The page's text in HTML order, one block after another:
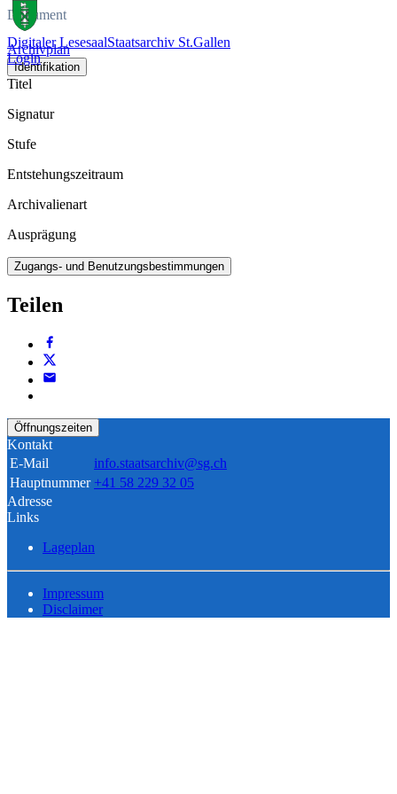
Digitaler LesesaalStaatsarchiv St.Gallen
Login
Dokument
Archivplan
Identifikation
Titel
Signatur
Stufe
Entstehungszeitraum
Archivalienart
Ausprägung
Zugangs- und Benutzungsbestimmungen
Teilen
Öffnungszeiten
Kontakt
E-Mail
info.staatsarchiv@sg.ch
Hauptnummer +41 58 229 32 05
Adresse
Links
Lageplan
Impressum
Disclaimer